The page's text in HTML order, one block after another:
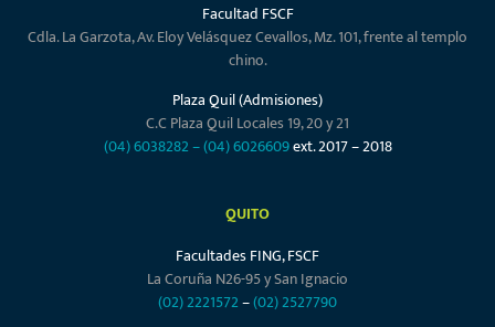
Facultad FSCF
Cdla. La Garzota, Av. Eloy Velásquez Cevallos, Mz. 101, frente al templo
chino.
Plaza Quil (Admisiones)
C.C Plaza Quil Locales 19, 20 y 21
(04) 6038282–(04) 6026609ext. 2017 – 2018
QUITO
Facultades FING, FSCF
La Coruña N26-95 y San Ignacio
(02) 2221572–(02) 2527790